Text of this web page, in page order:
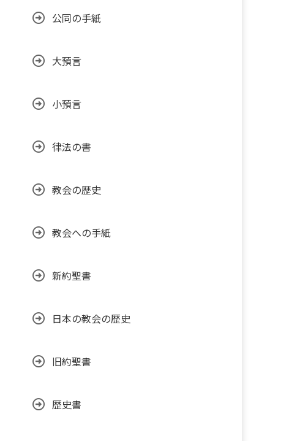
公同の手紙
大預言
小預言
律法の書
教会の歴史
教会への手紙
新約聖書
日本の教会の歴史
旧約聖書
歴史書